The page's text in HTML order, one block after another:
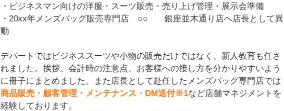
・ビジネスマン向けの洋服・スーツ販売・売り上げ管理・展示会準備
・20xx年メンズバッグ販売専門店 ○○ 銀座並木通り店へ店長として異
動
デパートではビジネススーツや小物の販売だけではなく、新人教育も任さ
れました。挨拶、会計時の注意点、お客様への接し方を分かりやすいよう
に冊子にまとめました。また店長として赴任したメンズバッグ専門店では
商品販売・顧客管理・メンテナンス・DM送付※1など店舗マネジメントを
経験しております。